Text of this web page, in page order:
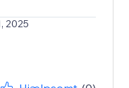
2025